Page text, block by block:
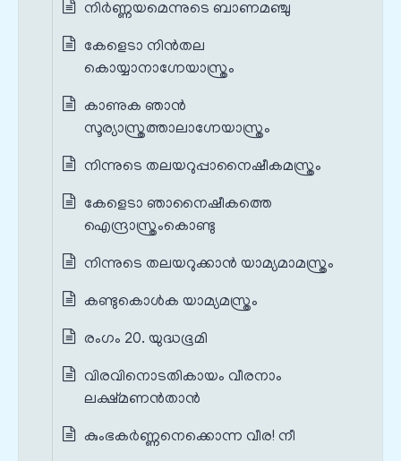
നിർണ്ണയമെന്നുടെ ബാണമഞ്ചു
കേളെടാ നിൻതല
കൊയ്യാനാഗ്നേയാസ്ത്രം
കാണുക ഞാൻ
സൂര്യാസ്ത്രത്താലാഗ്നേയാസ്ത്രം
നിന്നുടെ തലയറുപ്പാനൈഷീകമസ്ത്രം
കേളെടാ ഞാനൈഷീകത്തെ
ഐന്ദ്രാസ്ത്രംകൊണ്ടു
നിന്നുടെ തലയറുക്കാൻ യാമ്യമാമസ്ത്രം
കണ്ടുകൊൾക യാമ്യമസ്ത്രം
രംഗം 20. യുദ്ധഭൂമി
വിരവിനൊടതികായം വീരനാം
ലക്ഷ്മണൻതാൻ
കുംഭകർണ്ണനെക്കൊന്ന വീര! നീ